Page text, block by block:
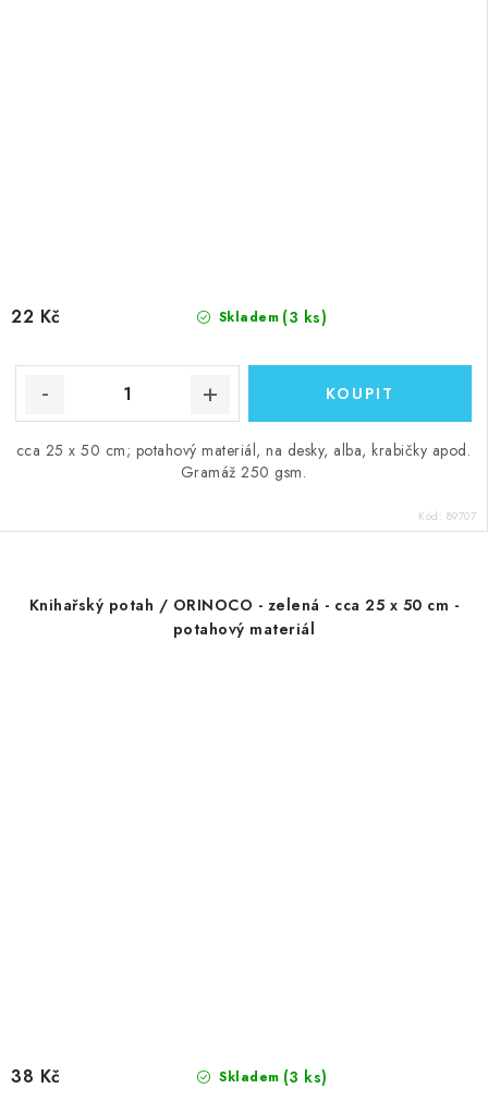
Skladem (3 ks)
22 Kč
cca 25 x 50 cm; potahový materiál, na desky, alba, krabičky apod.
Gramáž 250 gsm.
Kód: 89707
Knihařský potah / ORINOCO - zelená - cca 25 x 50 cm -
potahový materiál
Skladem (3 ks)
38 Kč